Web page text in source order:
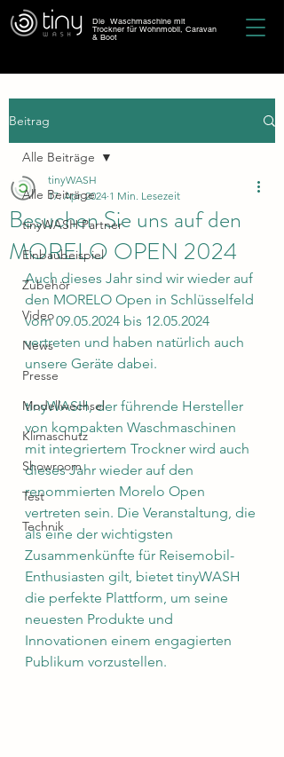
Die Waschmaschine mit
Trockner für Wohnmobil, Caravan
& Boot
Beitrag
Alle Beiträge
tinyWASH Partner
Einbaubeispiel
Zubehör
Video
News
Presse
Modellwechsel
Klimaschutz
Showroom
Test
Technik
Alle Beiträge
Besuchen Sie uns auf den
MORELO OPEN 2024
tinyWASH
17. Apr. 2024 1 Min. Lesezeit
Auch dieses Jahr sind wir wieder auf
den MORELO Open in Schlüsselfeld
vom 09.05.2024 bis 12.05.2024
vertreten und haben natürlich auch
unsere Geräte dabei.
tinyWASH, der führende Hersteller
von kompakten Waschmaschinen
mit integriertem Trockner wird auch
dieses Jahr wieder auf den
renommierten Morelo Open
vertreten sein. Die Veranstaltung, die
als eine der wichtigsten
Zusammenkünfte für Reisemobil-
Enthusiasten gilt, bietet tinyWASH
die perfekte Plattform, um seine
neuesten Produkte und
Innovationen einem engagierten
Publikum vorzustellen.